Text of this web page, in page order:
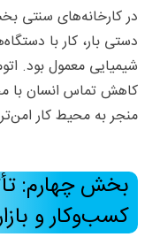
در کارخانه‌های سنتی
دستی بار، کار با
شیمیایی معمول بود.
کاهش تماس انسان با
منجر به محیط کار
بخش چهارم:
کسب‌وکار و